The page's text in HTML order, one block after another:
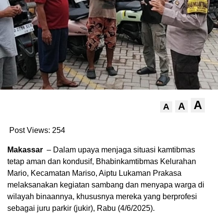
A A A
Post Views: 254
Makassar – Dalam upaya menjaga situasi kamtibmas
tetap aman dan kondusif, Bhabinkamtibmas Kelurahan
Mario, Kecamatan Mariso, Aiptu Lukaman Prakasa
melaksanakan kegiatan sambang dan menyapa warga di
wilayah binaannya, khususnya mereka yang berprofesi
sebagai juru parkir (jukir), Rabu (4/6/2025).